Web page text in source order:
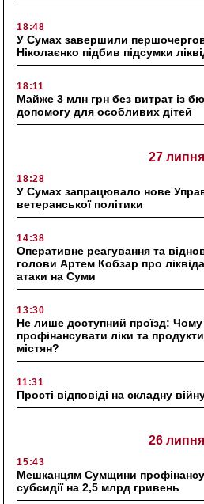
18:48
У Сумах завершили
Ніколаєнко підбив підсумки
18:11
Майже 3 млн грн без витрат із
допомогу для особливих дітей
27 липня
18:28
У Сумах запрацювало нове
ветеранської політики
14:38
Оперативне реагування та
голови Артем Кобзар про
атаки на Суми
13:30
Не лише доступний проїзд: Чому
профінансувати ліки та
містян?
11:31
Прості відповіді на складну
26 липня
15:43
Мешканцям Сумщини
субсидії на 2,5 млрд гривень